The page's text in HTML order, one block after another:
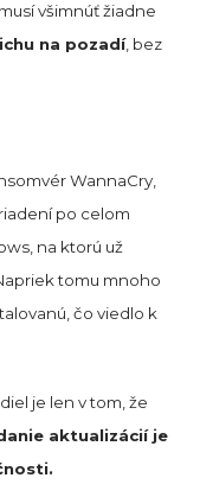
všimnúť žiadne
na pozadí, bez
WannaCry,
po celom
na ktorú už
tomu mnoho
čo viedlo k
je len v tom, že
aktualizácií je